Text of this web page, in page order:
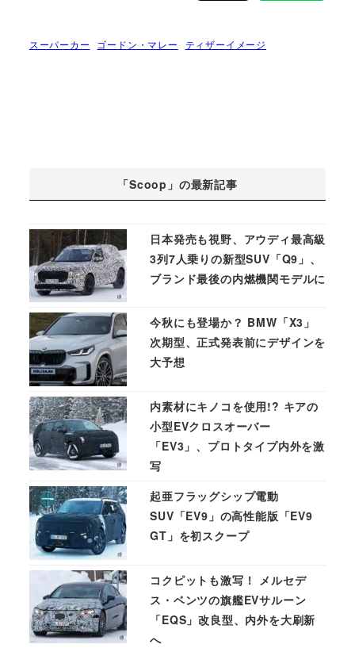
スーパーカー ゴードン・マレー ティザーイメージ
「Scoop」の最新記事
日本発売も視野、アウディ最高級
3列7人乗りの新型SUV「Q9」、
ブランド最後の内燃機関モデルに
今秋にも登場か？ BMW「X3」
次期型、正式発表前にデザインを
大予想
内素材にキノコを使用!? キアの
小型EVクロスオーバー
「EV3」、プロトタイプ内外を激
写
起亜フラッグシップ電動
SUV「EV9」の高性能版「EV9
GT」を初スクープ
コクピットも激写！ メルセデ
ス・ベンツの旗艦EVサルーン
「EQS」改良型、内外を大刷新
へ